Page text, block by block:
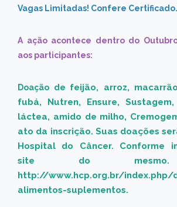
Vagas Limitadas! Confere
A ação acontece dentro do
aos participantes:
Doação de feijão, arroz,
fubá, Nutren, Ensure,
láctea, amido de milho,
ato da inscrição. Suas doações
Hospital do Câncer. Conforme
site do mesmo.
http://www.hcp.org.br/index.php/
alimentos-suplementos.